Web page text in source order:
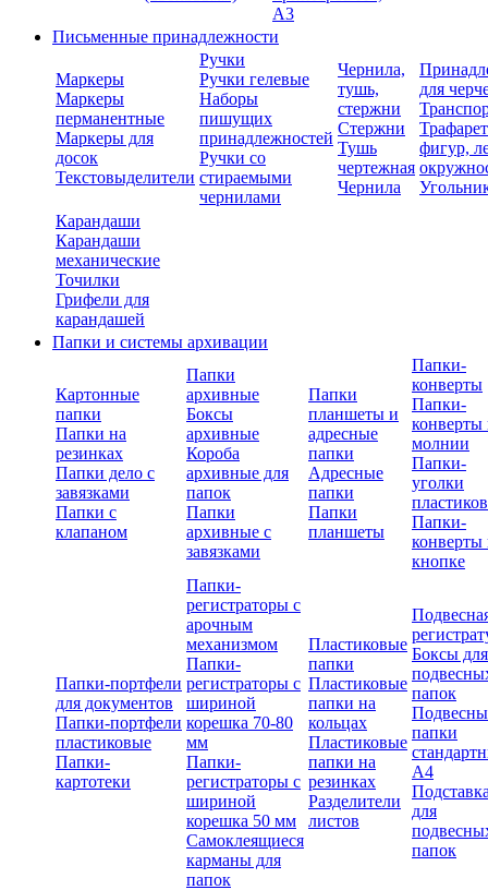
А3
Письменные принадлежности
Маркеры
Маркеры
перманентные
Маркеры для
досок
Текстовыделители
Ручки
Ручки гелевые
Наборы
пишущих
принадлежностей
Ручки со
стираемыми
чернилами
Чернила,
тушь,
стержни
Стержни
Тушь
чертежная
Чернила
для
фигур,
Карандаши
Карандаши
механические
Точилки
Грифели для
карандашей
Папки и системы архивации
Картонные
папки
Папки на
резинках
Папки дело с
завязками
Папки с
клапаном
Папки
архивные
Боксы
архивные
Короба
архивные для
папок
Папки
архивные с
завязками
Папки
планшеты и
адресные
папки
Адресные
папки
Папки
планшеты
Папки-
конверты
Папки-
конверты
молнии
Папки-
уголки
Папки-
конверты
кнопке
Папки-портфели
для документов
Папки-портфели
пластиковые
Папки-
картотеки
Папки-
регистраторы с
арочным
механизмом
Папки-
регистраторы с
шириной
корешка 70-80
мм
Папки-
регистраторы с
шириной
корешка 50 мм
Самоклеящиеся
карманы для
папок
Пластиковые
папки
Пластиковые
папки на
кольцах
Пластиковые
папки на
резинках
Разделители
листов
Боксы для
папок
папки
А4
для
папок